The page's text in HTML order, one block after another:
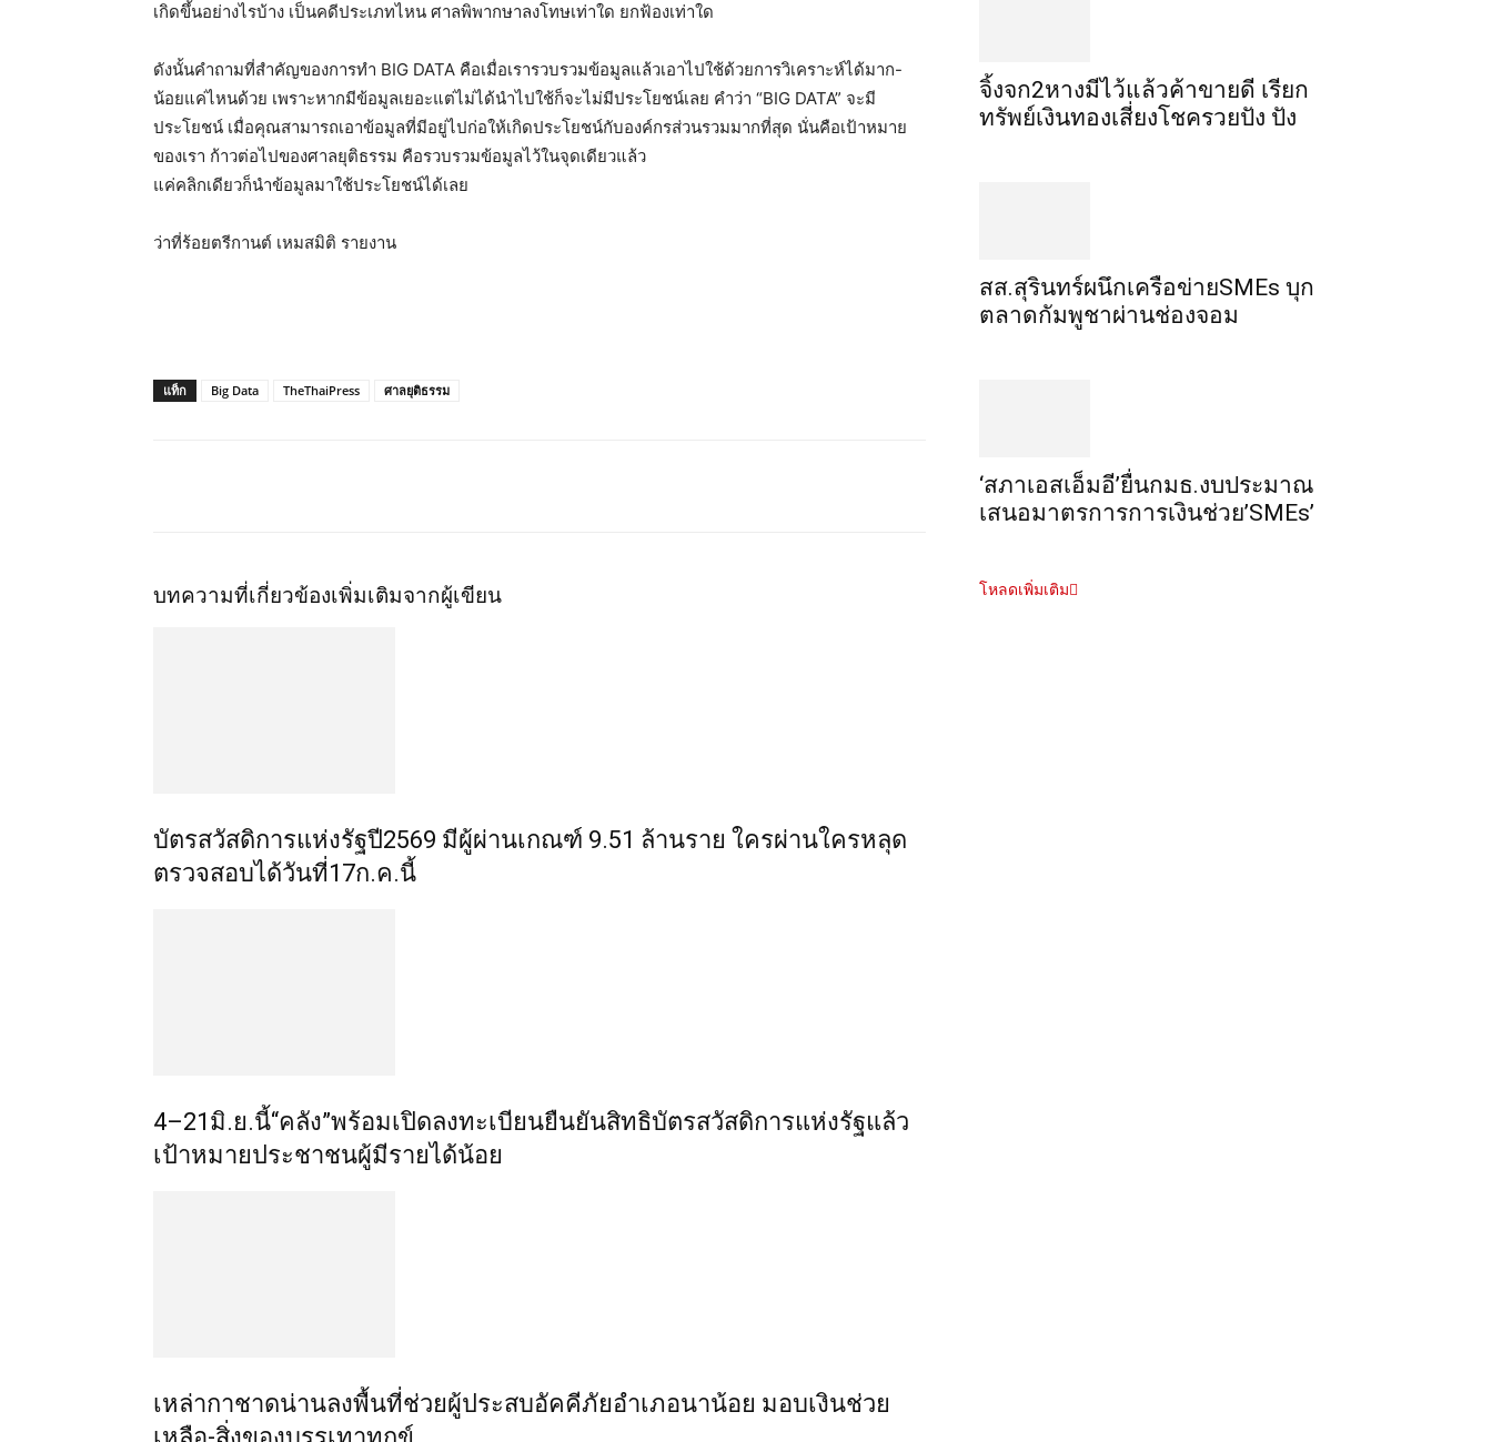
เกิดขึ้นอย่างไรบ้าง เป็นคดีประเภทไหน ศาลพิพากษาลงโทษเท่าใด ยกฟ้องเท่าใด
ดังนั้นคำถามที่สำคัญของการทำ BIG DATA คือเมื่อเรารวบรวมข้อมูลแล้วเอาไปใช้ด้วยการวิเคราะห์ได้มาก-
น้อยแค่ไหนด้วย เพราะหากมีข้อมูลเยอะแต่ไม่ได้นำไปใช้ก็จะไม่มีประโยชน์เลย คำว่า “BIG DATA” จะมี
ประโยชน์ เมื่อคุณสามารถเอาข้อมูลที่มีอยู่ไปก่อให้เกิดประโยชน์กับองค์กรส่วนรวมมากที่สุด นั่นคือเป้าหมาย
ของเรา ก้าวต่อไปของศาลยุติธรรม คือรวบรวมข้อมูลไว้ในจุดเดียวแล้ว
แค่คลิกเดียวก็นำข้อมูลมาใช้ประโยชน์ได้เลย
ว่าที่ร้อยตรีกานต์ เหมสมิติ รายงาน
แท็ก Big Data TheThaiPress ศาลยุติธรรม
บทความที่เกี่ยวข้องเพิ่มเติมจากผู้เขียน
บัตรสวัสดิการแห่งรัฐปี2569 มีผู้ผ่านเกณฑ์ 9.51 ล้านราย ใครผ่านใครหลุด
ตรวจสอบได้วันที่17ก.ค.นี้
4–21มิ.ย.นี้“คลัง”พร้อมเปิดลงทะเบียนยืนยันสิทธิบัตรสวัสดิการแห่งรัฐแล้ว
เป้าหมายประชาชนผู้มีรายได้น้อย
เหล่ากาชาดน่านลงพื้นที่ช่วยผู้ประสบอัคคีภัยอำเภอนาน้อย มอบเงินช่วย
จิ้งจก​2​หาง​มีไว้แล้ว​ค้าขาย​ดี​ เรียก​
ทรัพย์เงินทอง​เสี่ยงโชค​รวยปัง​ ปัง​
สส.สุรินทร์ผนึกเครือข่ายSMEs บุก
ตลาดกัมพูชาผ่านช่องจอม
‘สภาเอสเอ็มอี’ยื่นกมธ.งบประมาณ
เสนอมาตรการการเงินช่วย’SMEs’
โหลดเพิ่มเติม